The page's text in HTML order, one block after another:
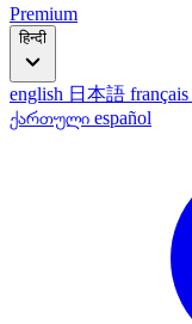
Premium
हिन्दी
english 日本語 français
ქართული español